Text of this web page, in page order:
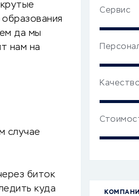
да мы
нам на
случае
биток
куда
Сервис